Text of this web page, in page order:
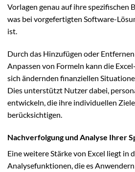
Vorlagen genau auf ihre spezifischen
was bei vorgefertigten Software-
ist.
Durch das Hinzufügen oder
Anpassen von Formeln kann die
sich ändernden finanziellen
Dies unterstützt Nutzer dabei,
entwickeln, die ihre individuellen
berücksichtigen.
Nachverfolgung und Analyse Ihrer
Eine weitere Stärke von Excel liegt in
Analysefunktionen, die es